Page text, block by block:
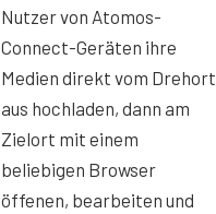
Nutzer von Atomos-
Connect-Geräten ihre
Medien direkt vom Drehort
aus hochladen, dann am
Zielort mit einem
beliebigen Browser
öffenen, bearbeiten und